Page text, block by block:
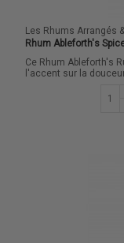
Les Rhums Arrangés
Rhum Ableforth's
Ce Rhum Ableforth's
l'accent sur la